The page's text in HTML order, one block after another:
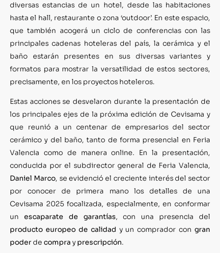
diversas estancias de un hotel, desde las habitaciones
hasta el hall, restaurante o zona ‘outdoor’. En este espacio,
que también acogerá un ciclo de conferencias con las
principales cadenas hoteleras del país, la cerámica y el
baño estarán presentes en sus diversas variantes y
formatos para mostrar la versatilidad de estos sectores,
precisamente, en los proyectos hoteleros.
Estas acciones se desvelaron durante la presentación de
los principales ejes de la próxima edición de Cevisama y
que reunió a un centenar de empresarios del sector
cerámico y del baño, tanto de forma presencial en Feria
Valencia como de manera online. En la presentación,
conducida por el subdirector general de Feria Valencia,
Daniel Marco, se evidenció el creciente interés del sector
por conocer de primera mano los detalles de una
Cevisama 2025 focalizada, especialmente, en conformar
un escaparate de garantías, con una presencia del
producto europeo de calidad y un comprador con gran
poderde compra y prescripción.